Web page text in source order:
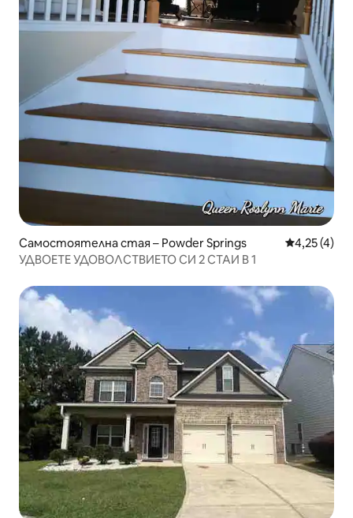
Самостоятелна стая – Powder Springs Средна
4,25 (4)
УДВОЕТЕ УДОВОЛСТВИЕТО СИ 2 СТАИ В 1